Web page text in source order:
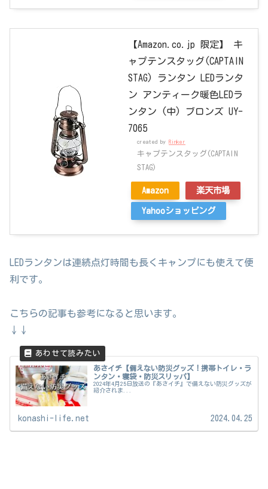
【Amazon.co.jp 限定】 キ
ャプテンスタッグ(CAPTAIN
STAG) ランタン LEDランタ
ン アンティーク暖色LEDラ
ンタン (中) ブロンズ UY-
7065
created by Rinker
キャプテンスタッグ(CAPTAIN
STAG)
Amazon 楽天市場
Yahooショッピング
LEDランタンは連続点灯時間も長くキャンプにも使えて便
利です。
こちらの記事も参考になると思います。
↓↓
あさイチ【備えない防災グッズ！携帯トイレ・ラ
ンタン・寝袋・防災スリッパ】
2024年4月25日放送の『あさイチ』で備えない防災グッズが
紹介されま...
konashi-life.net 2024.04.25